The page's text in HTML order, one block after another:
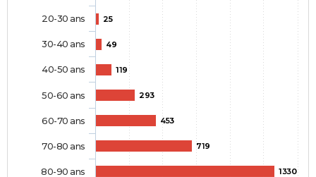
25
49
119
293
453
719
1330
20-30 ans
30-40 ans
40-50 ans
50-60 ans
60-70 ans
70-80 ans
80-90 ans